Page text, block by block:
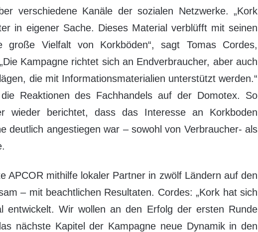
verschiedene Kanäle der sozialen Netzwerke. „Kork
in eigener Sache. Dieses Material verblüfft mit seinen
große Vielfalt von Korkböden“, sagt Tomas Cordes,
Kampagne richtet sich an Endverbraucher, aber auch
die mit Informationsmaterialien unterstützt werden.“
Reaktionen des Fachhandels auf der Domotex. So
wieder berichtet, dass das Interesse an Korkboden
deutlich angestiegen war – sowohl von Verbraucher- als
APCOR mithilfe lokaler Partner in zwölf Ländern auf den
– mit beachtlichen Resultaten. Cordes: „Kork hat sich
entwickelt. Wir wollen an den Erfolg der ersten Runde
nächste Kapitel der Kampagne neue Dynamik in den